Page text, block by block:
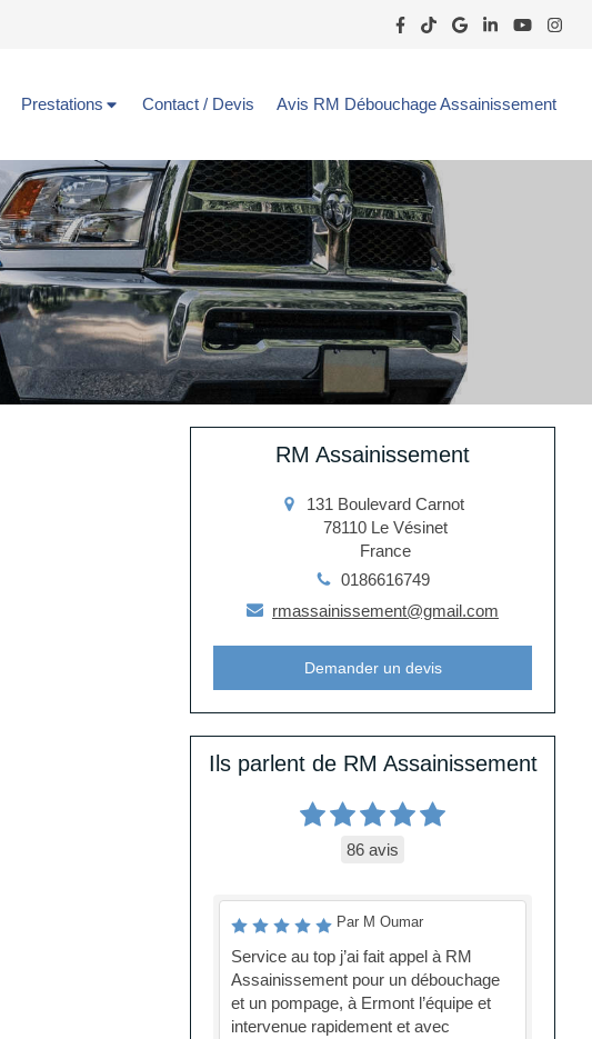
Prestations Contact / Devis Avis RM Débouchage Assainissement
RM Assainissement
131 Boulevard Carnot
78110 Le Vésinet
France
0186616749
rmassainissement@gmail.com
Demander un devis
Ils parlent de RM Assainissement
86 avis
Par M Oumar
Service au top j’ai fait appel à RM
Assainissement pour un débouchage
et un pompage, à Ermont l’équipe et
intervenue rapidement et avec